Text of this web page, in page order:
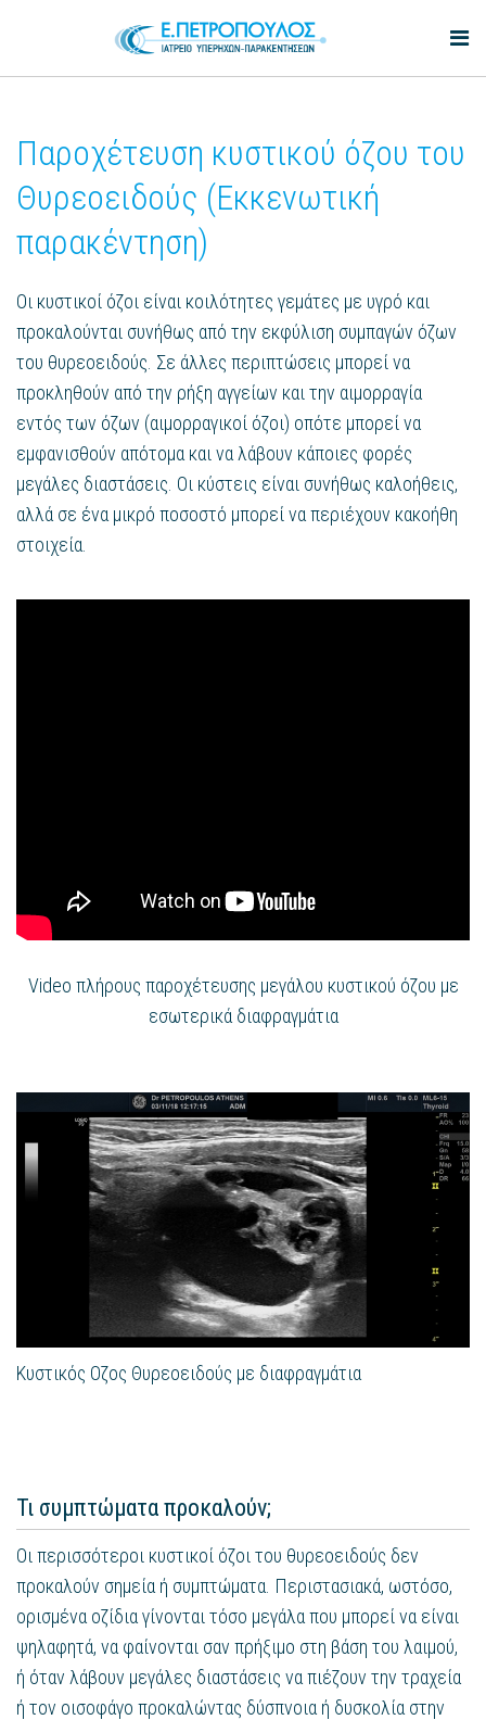
Παροχέτευση κυστικού όζου του
Θυρεοειδούς (Εκκενωτική
παρακέντηση)
Οι κυστικοί όζοι είναι κοιλότητες γεμάτες με υγρό και
προκαλούνται συνήθως από την εκφύλιση συμπαγών όζων
του θυρεοειδούς. Σε άλλες περιπτώσεις μπορεί να
προκληθούν από την ρήξη αγγείων και την αιμορραγία
εντός των όζων (αιμορραγικοί όζοι) οπότε μπορεί να
εμφανισθούν απότομα και να λάβουν κάποιες φορές
μεγάλες διαστάσεις. Οι κύστεις είναι συνήθως καλοήθεις,
αλλά σε ένα μικρό ποσοστό μπορεί να περιέχουν κακοήθη
στοιχεία.
Video πλήρους παροχέτευσης μεγάλου κυστικού όζου με
εσωτερικά διαφραγμάτια
Κυστικός Οζος Θυρεοειδούς με διαφραγμάτια
Τι συμπτώματα προκαλούν;
Οι περισσότεροι κυστικοί όζοι του θυρεοειδούς δεν
προκαλούν σημεία ή συμπτώματα. Περιστασιακά, ωστόσο,
ορισμένα οζίδια γίνονται τόσο μεγάλα που μπορεί να είναι
ψηλαφητά, να φαίνονται σαν πρήξιμο στη βάση του λαιμού,
ή όταν λάβουν μεγάλες διαστάσεις να πιέζουν την τραχεία
ή τον οισοφάγο προκαλώντας δύσπνοια ή δυσκολία στην